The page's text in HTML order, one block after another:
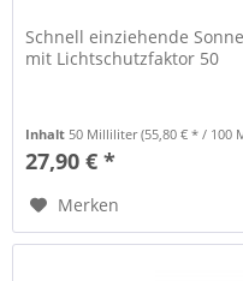
Schnell einziehende
mit Lichtschutzfaktor 50
Inhalt50 Milliliter(55,80 € * / 100
27,90 € *
Merken